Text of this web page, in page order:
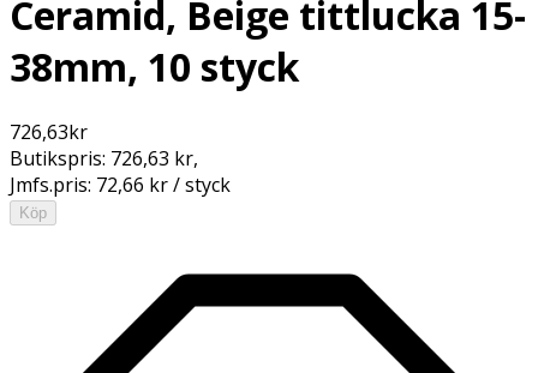
Ceramid, Beige tittlucka 15-
38mm, 10 styck
726,63kr
Butikspris: 726,63 kr,
Jmfs.pris: 72,66 kr / styck
Köp